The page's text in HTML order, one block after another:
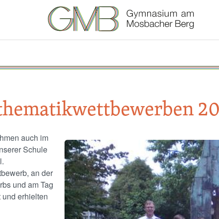
Image
auch im
Schule
an der
und am Tag
erhielten